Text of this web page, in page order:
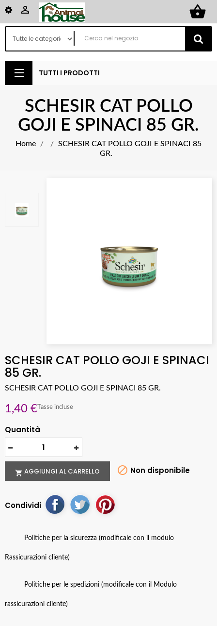
shopping_basket

TUTTI I PRODOTTI
SCHESIR CAT POLLO
GOJI E SPINACI 85 GR.
Home
SCHESIR CAT POLLO GOJI E SPINACI 85
GR.
SCHESIR CAT POLLO GOJI E SPINACI
85 GR.
SCHESIR CAT POLLO GOJI E SPINACI 85 GR.
1,40 € Tasse incluse
Quantità
 AGGIUNGI AL CARRELLO  Non disponibile
Condividi
Politiche per la sicurezza (modificale con il modulo
Rassicurazioni cliente)
Politiche per le spedizioni (modificale con il Modulo
rassicurazioni cliente)